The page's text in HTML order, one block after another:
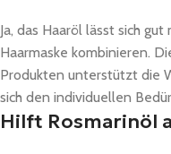
Ja, das Haaröl lässt sich
Haarmaske kombinieren.
Produkten unterstützt die
sich den individuellen
Hilft Rosmarinöl